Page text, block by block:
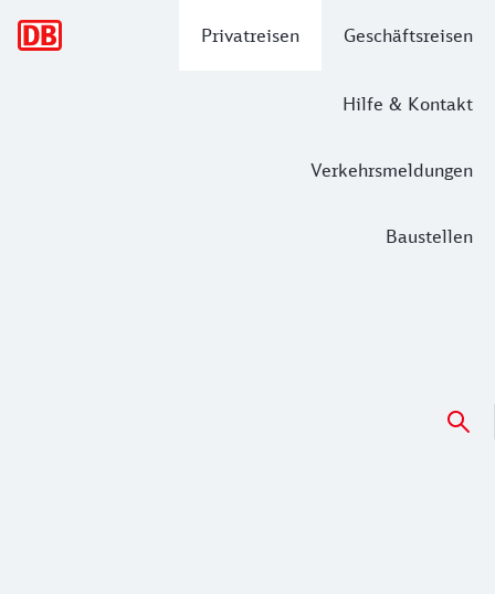
Privatreisen Geschäftsreisen
Hilfe & Kontakt
Verkehrsmeldungen
Baustellen